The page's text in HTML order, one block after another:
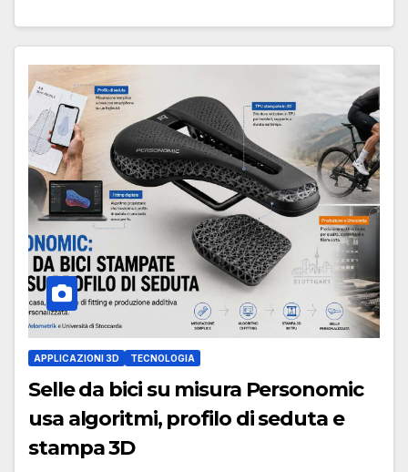
APPLICAZIONI 3D TECNOLOGIA
Selle da bici su misura Personomic
usa algoritmi, profilo di seduta e
stampa 3D